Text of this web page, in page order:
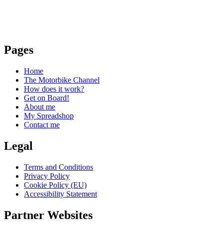
Pages
Home
The Motorbike Channel
How does it work?
Get on Board!
About me
My Spreadshop
Contact me
Legal
Terms and Conditions
Privacy Policy
Cookie Policy (EU)
Accessibility Statement
Partner Websites